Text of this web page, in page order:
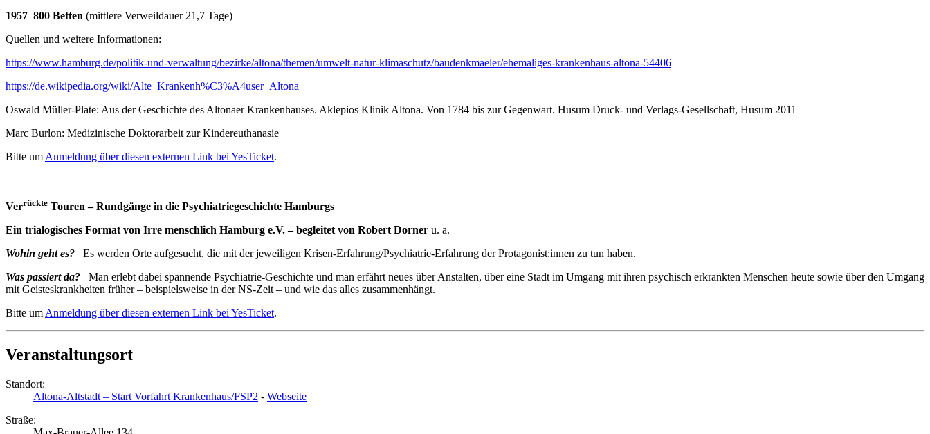
1957 800 Betten (mittlere Verweildauer 21,7 Tage)
Quellen und weitere Informationen:
https://www.hamburg.de/politik-und-verwaltung/bezirke/altona/themen/umwelt-natur-klimaschutz/baudenkmaeler/ehemaliges-krankenhaus-altona-54406
https://de.wikipedia.org/wiki/Alte_Krankenh%C3%A4user_Altona
Oswald Müller-Plate: Aus der Geschichte des Altonaer Krankenhauses. Aklepios Klinik Altona. Von 1784 bis zur Gegenwart. Husum Druck- und Verlags-Gesellschaft, Husum 2011
Marc Burlon: Medizinische Doktorarbeit zur Kindereuthanasie
Bitte um Anmeldung über diesen externen Link bei YesTicket.
Verrückte Touren – Rundgänge in die Psychiatriegeschichte Hamburgs
Ein trialogisches Format von Irre menschlich Hamburg e.V. – begleitet von Robert Dorner u. a.
Wohin geht es?
Es werden Orte aufgesucht, die mit der jeweiligen Krisen-Erfahrung/Psychiatrie-Erfahrung der Protagonist:innen zu tun haben.
Was passiert da?
Man erlebt dabei spannende Psychiatrie-Geschichte und man erfährt neues über Anstalten, über eine Stadt im Umgang mit ihren psychisch erkrankten Menschen heute sowie über den Umgang
mit Geisteskrankheiten früher – beispielsweise in der NS-Zeit – und wie das alles zusammenhängt.
Bitte um Anmeldung über diesen externen Link bei YesTicket.
Veranstaltungsort
Standort:
Altona-Altstadt – Start Vorfahrt Krankenhaus/FSP2 - Webseite
Straße: